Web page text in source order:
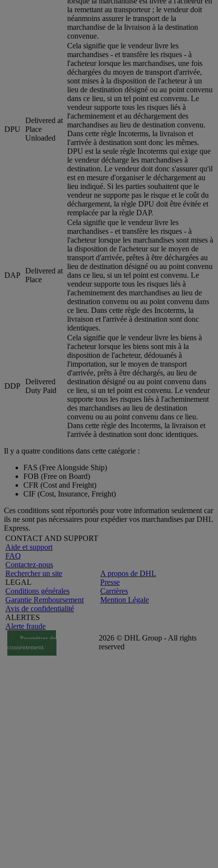
la remettant au transporteur ; le vendeur doit
néanmoins assurer le transport de la
marchandise de la livraison à la destination
convenue.
DPU
Delivered at
Place
Unloaded
Cela signifie que le vendeur livre les
marchandises - et transfère les risques - à
l'acheteur lorsque les marchandises, une fois
déchargées du moyen de transport d'arrivée,
sont mises à la disposition de l'acheteur à un
lieu de destination désigné ou au point convenu
dans ce lieu, si un tel point est convenu. Le
vendeur supporte tous les risques liés à
l'acheminement et au déchargement des
marchandises au lieu de destination convenu.
Dans cette règle Incoterms, la livraison et
l'arrivée à destination sont donc les mêmes.
DPU est la seule règle Incoterms qui exige que
le vendeur décharge les marchandises à
destination. Le vendeur doit donc s'assurer qu'il
est en mesure d'organiser le déchargement au
lieu indiqué. Si les parties souhaitent que le
vendeur ne supporte pas le risque et le coût du
déchargement, la règle DPU doit être évitée et
remplacée par la règle DAP.
DAP
Delivered at
Place
Cela signifie que le vendeur livre les
marchandises - et transfère les risques - à
l'acheteur lorsque les marchandises sont mises à
la disposition de l'acheteur sur le moyen de
transport d'arrivée, prêtes à être déchargées au
lieu de destination désigné ou au point convenu
dans ce lieu, si un tel point est convenu. Le
vendeur supporte tous les risques liés à
l'acheminement des marchandises au lieu de
destination convenu ou au point convenu dans
ce lieu. Dans cette règle des Incoterms, la
livraison et l'arrivée à destination sont donc
identiques.
DDP
Delivered
Duty Paid
Cela signifie que le vendeur livre les biens à
l'acheteur lorsque les biens sont mis à la
disposition de l'acheteur, dédouanés à
l'importation, sur le moyen de transport
d'arrivée, prêts à être déchargés, au lieu de
destination désigné ou au point convenu dans
ce lieu, si un tel point est convenu. Le vendeur
supporte tous les risques liés à l'acheminement
des marchandises au lieu de destination
convenu ou au point convenu dans ce lieu.
Dans cette règle des Incoterms, la livraison et
l'arrivée à destination sont donc identiques.
Il y a quatre conditions dans cette catégorie :
FAS (Free Alongside Ship)
FOB (Free on Board)
CFR (Cost and Freight)
CIF (Cost, Insurance, Freight)
Ces conditions sont réportoriés pour votre information seulement car
ils ne sont pas nécessaires pour expédier vos marchandises par DHL
Express.
CONTACT AND SUPPORT
Aide et support
FAQ
Contactez-nous
Rechercher un site
LEGAL
Conditions générales
Garantie Remboursement
Avis de confidentialité
ALERTES
Alerte fraude
A propos de DHL
Presse
Carrières
Mention Légale
Paramètres de
consentement
2026 © DHL Group - All rights
reserved